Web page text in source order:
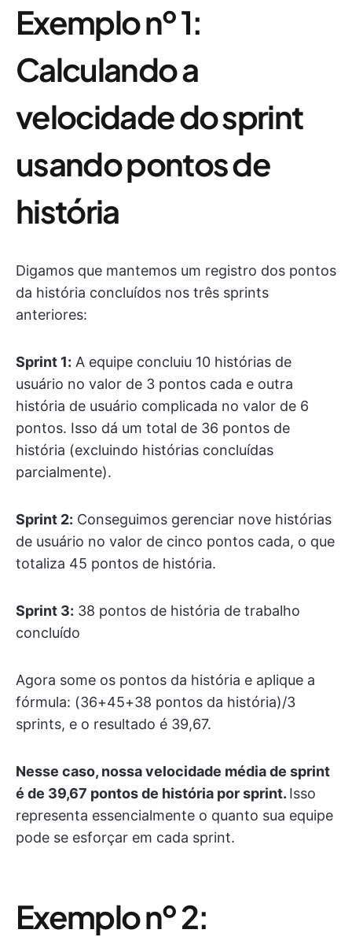
Exemplo nº 1:
Calculando a
velocidade do sprint
usando pontos de
história
Digamos que mantemos um registro dos pontos
da história concluídos nos três sprints
anteriores:
Sprint 1: A equipe concluiu 10 histórias de
usuário no valor de 3 pontos cada e outra
história de usuário complicada no valor de 6
pontos. Isso dá um total de 36 pontos de
história (excluindo histórias concluídas
parcialmente).
Sprint 2: Conseguimos gerenciar nove histórias
de usuário no valor de cinco pontos cada, o que
totaliza 45 pontos de história.
Sprint 3: 38 pontos de história de trabalho
concluído
Agora some os pontos da história e aplique a
fórmula: (36+45+38 pontos da história)/3
sprints, e o resultado é 39,67.
Nesse caso, nossa velocidade média de sprint
é de 39,67 pontos de história por sprint. Isso
representa essencialmente o quanto sua equipe
pode se esforçar em cada sprint.
Exemplo nº 2: